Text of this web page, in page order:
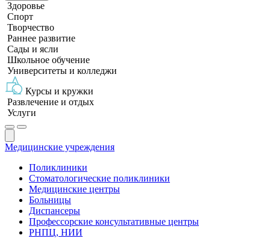
Здоровье
Спорт
Творчество
Раннее развитие
Сады и ясли
Школьное обучение
Университеты и колледжи
Курсы и кружки
Развлечение и отдых
Услуги
Медицинские учреждения
Поликлиники
Стоматологические поликлиники
Медицинские центры
Больницы
Диспансеры
Профессорские консультативные центры
РНПЦ, НИИ